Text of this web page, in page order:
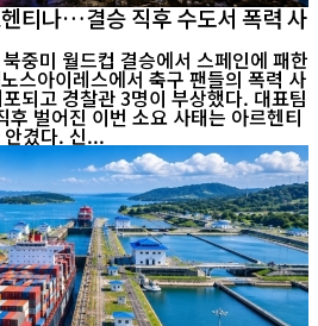
티나…결승 직후 수도서 폭력 사
중미 월드컵 결승에서 스페인에 패한
스아이레스에서 축구 팬들의 폭력 사
되고 경찰관 3명이 부상했다. 대표팀
후 벌어진 이번 소요 사태는 아르헨티
나 사회에 적지 않은 충격을 안겼다. 신...